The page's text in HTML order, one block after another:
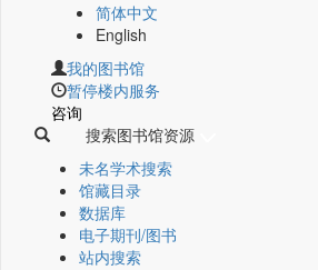
简体中文
English
我的图书馆
暂停楼内服务
咨询
搜索图书馆资源
未名学术搜索
馆藏目录
数据库
电子期刊/图书
站内搜索